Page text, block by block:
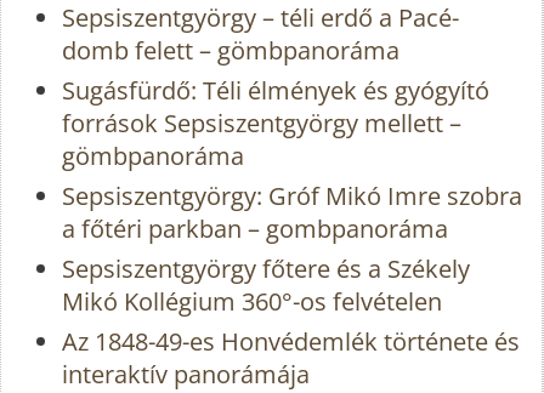
Sepsiszentgyörgy – téli erdő a Pacé-
domb felett – gömbpanoráma
Sugásfürdő: Téli élmények és gyógyító
források Sepsiszentgyörgy mellett –
gömbpanoráma
Sepsiszentgyörgy: Gróf Mikó Imre szobra
a főtéri parkban – gombpanoráma
Sepsiszentgyörgy főtere és a Székely
Mikó Kollégium 360°-os felvételen
Az 1848-49-es Honvédemlék története és
interaktív panorámája